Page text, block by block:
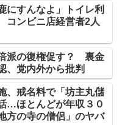
にすんなよ」トイレ利
ンビニ店経営者2人
派の復権促す？ 裏金
、党内外から批判
、戒名料で「坊主丸儲
…ほとんどが年収３０
方の寺の僧侶」のヤバ